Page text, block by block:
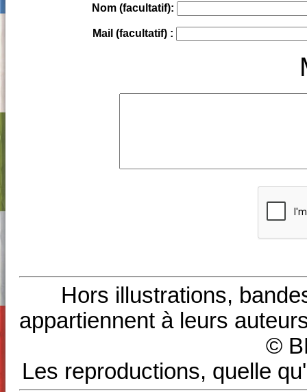
Nom (facultatif):
Mail (facultatif) :
Hors illustrations,
appartiennent à leurs
©
Les reproductions, quelle